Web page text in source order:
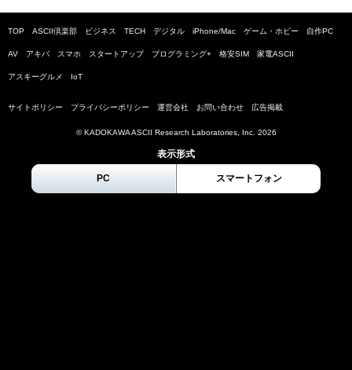
TOP ASCII倶楽部 ビジネス TECH デジタル iPhone/Mac ゲーム・ホビー 自作PC
AV アキバ スマホ スタートアップ プログラミング+ 格安SIM 家電ASCII
アスキーグルメ IoT
サイトポリシー プライバシーポリシー 運営会社 お問い合わせ 広告掲載
© KADOKAWA ASCII Research Laboratories, Inc. 2026
表示形式
PC スマートフォン